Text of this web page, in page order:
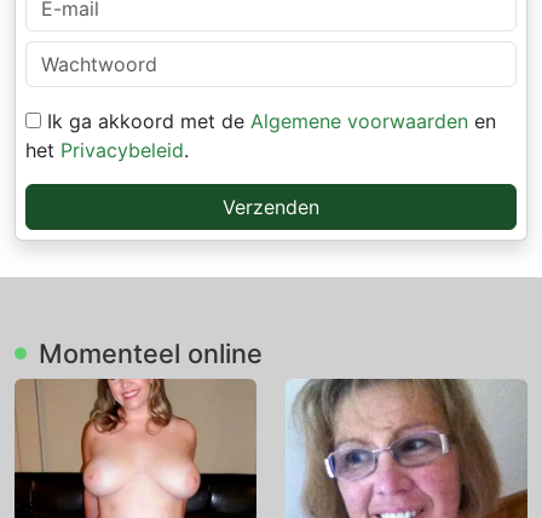
Ik ga akkoord met de Algemene voorwaarden en
het Privacybeleid.
Verzenden
Momenteel online